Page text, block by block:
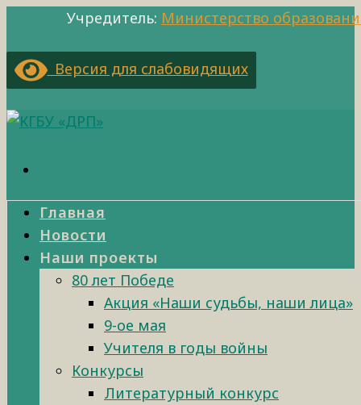
Учредитель: Министерство
Версия для слабовидящих
Главная
Новости
Наши проекты
80 лет Победе
Акция «Наши судьбы, наши лица»
9-ое мая
Учителя в годы войны
Конкурсы
Литературный конкурс